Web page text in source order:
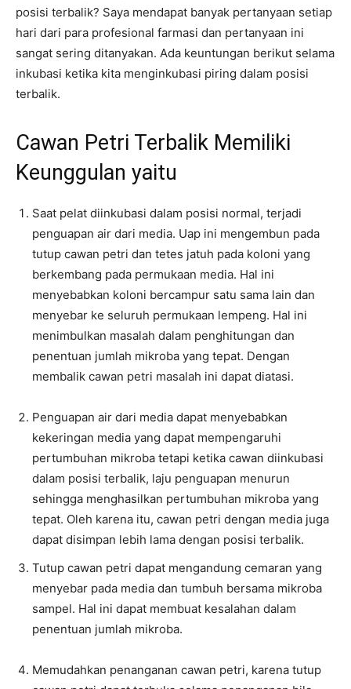
posisi terbalik? Saya mendapat banyak pertanyaan setiap
hari dari para profesional farmasi dan pertanyaan ini
sangat sering ditanyakan. Ada keuntungan berikut selama
inkubasi ketika kita menginkubasi piring dalam posisi
terbalik.
Cawan Petri Terbalik Memiliki
Keunggulan yaitu
Saat pelat diinkubasi dalam posisi normal, terjadi
penguapan air dari media. Uap ini mengembun pada
tutup cawan petri dan tetes jatuh pada koloni yang
berkembang pada permukaan media. Hal ini
menyebabkan koloni bercampur satu sama lain dan
menyebar ke seluruh permukaan lempeng. Hal ini
menimbulkan masalah dalam penghitungan dan
penentuan jumlah mikroba yang tepat. Dengan
membalik cawan petri masalah ini dapat diatasi.
Penguapan air dari media dapat menyebabkan
kekeringan media yang dapat mempengaruhi
pertumbuhan mikroba tetapi ketika cawan diinkubasi
dalam posisi terbalik, laju penguapan menurun
sehingga menghasilkan pertumbuhan mikroba yang
tepat. Oleh karena itu, cawan petri dengan media juga
dapat disimpan lebih lama dengan posisi terbalik.
Tutup cawan petri dapat mengandung cemaran yang
menyebar pada media dan tumbuh bersama mikroba
sampel. Hal ini dapat membuat kesalahan dalam
penentuan jumlah mikroba.
Memudahkan penanganan cawan petri, karena tutup